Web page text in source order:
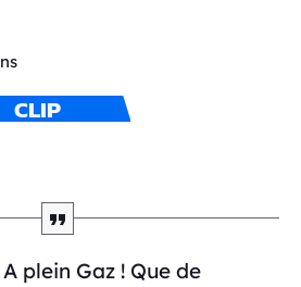
CLIP
A plein Gaz ! Que de